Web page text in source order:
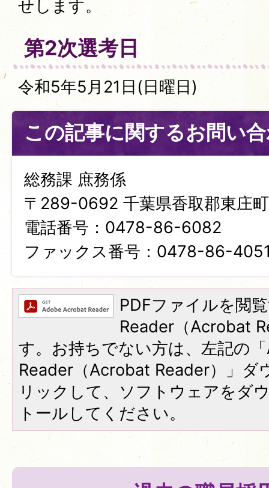
せします。
第2次選考日
令和5年5月21日(日曜日)
この記事に関するお問い
総務課 庶務係
〒289-0692 千葉県香取郡東庄
電話番号：0478-86-6082
ファックス番号：0478-86-
PDFファイルを閲
Reader（Acrobat
す。お持ちでない方は、左記の
Reader（Acrobat Reader）」ダ
リックして、ソフトウェアをダ
トールしてください。